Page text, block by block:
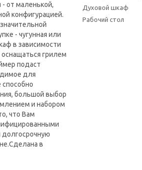
от маленькой,
конфигурацией.
- чугунная или
в зависимости
грилем
подаст
для
большой выбор
и набором
что Вам
долгосрочную
в
Духовой шкаф
Рабочий стол